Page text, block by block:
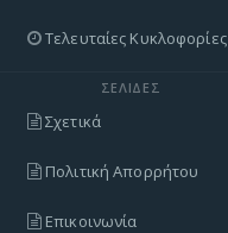
Τελευταίες Κυκλοφορίες
ΣΕΛΊΔΕΣ
Σχετικά
Πολιτική Απορρήτου
Επικοινωνία